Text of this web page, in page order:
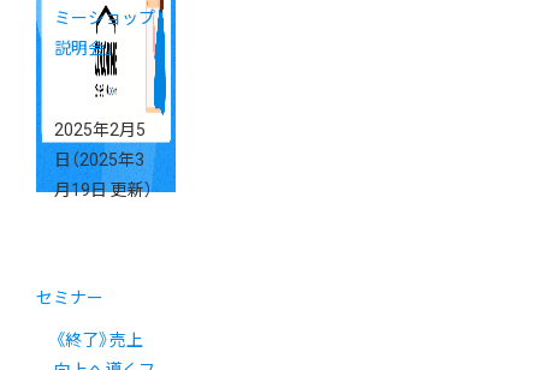
ミーショップ
説明会」
2025年2月5
日（2025年3
月19日 更新）
セミナー
《終了》売上